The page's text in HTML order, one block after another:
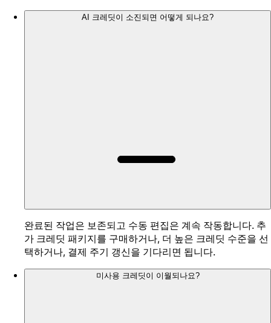
AI 크레딧이 소진되면 어떻게 되나요?
완료된 작업은 보존되고 수동 편집은 계속 작동합니다. 추
가 크레딧 패키지를 구매하거나, 더 높은 크레딧 수준을 선
택하거나, 결제 주기 갱신을 기다리면 됩니다.
미사용 크레딧이 이월되나요?